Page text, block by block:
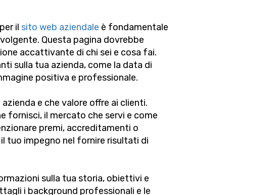
il sito web aziendale è fondamentale
Questa pagina dovrebbe
accattivante di chi sei e cosa fai.
sulla tua azienda, come la data di
positiva e professionale.
e che valore offre ai clienti.
fornisci, il mercato che servi e come
premi, accreditamenti o
tuo impegno nel fornire risultati di
sulla tua storia, obiettivi e
i background professionali e le